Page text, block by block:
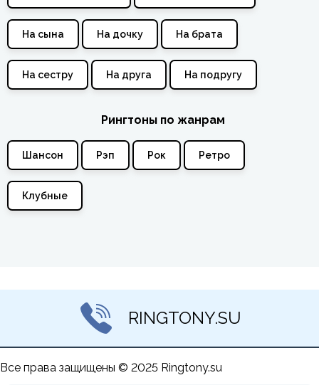
На сына На дочку На брата
На сестру На друга На подругу
Рингтоны по жанрам
Шансон Рэп Рок Ретро
Клубные
RINGTONY.SU
Все права защищены © 2025 Ringtony.su